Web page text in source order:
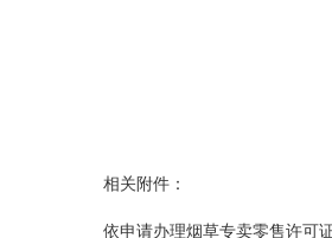
相关附件：
依申请办理烟草专卖零售许可